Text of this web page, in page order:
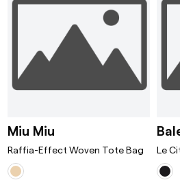
Bordeaux
Miu MiuRaffia-Effect
Raffia-Effect Woven Tote Bag Le